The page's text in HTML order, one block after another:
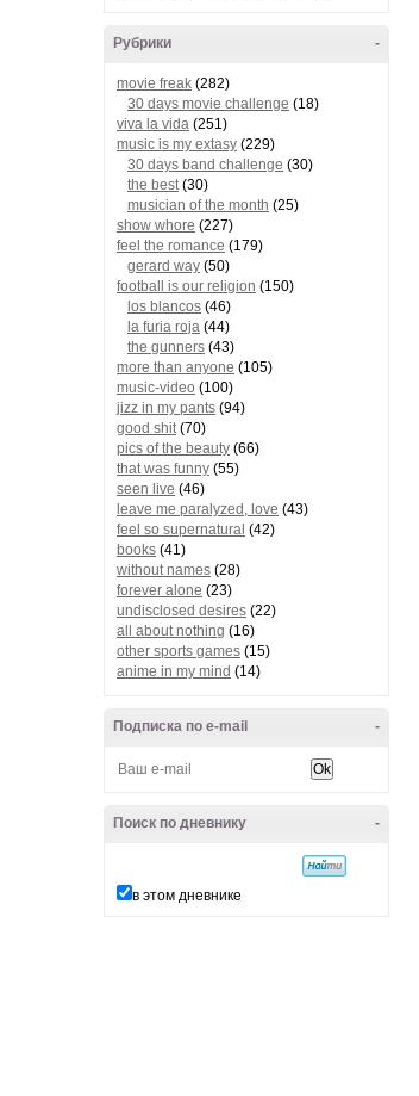
-
Рубрики
movie freak (282)
30 days movie challenge (18)
viva la vida (251)
music is my extasy (229)
30 days band challenge (30)
the best(30)
musician of the month (25)
show whore (227)
feel the romance (179)
gerard way (50)
football is our religion (150)
los blancos (46)
la furia roja (44)
the gunners (43)
more than anyone (105)
music-video (100)
jizz in my pants (94)
good shit(70)
pics of the beauty (66)
that was funny (55)
seen live (46)
leave me paralyzed, love (43)
feel so supernatural (42)
books (41)
without names (28)
forever alone (23)
undisclosed desires (22)
all about nothing (16)
other sports games (15)
anime in my mind (14)
-
Подписка по e-mail
-
Поиск по дневнику
в этом дневнике